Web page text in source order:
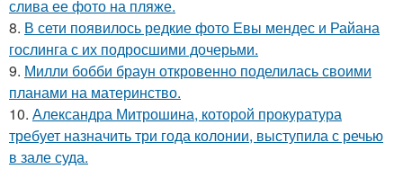
слива ее фото на пляже.
8. В сети появилось редкие фото Евы мендес и Райана
гослинга с их подросшими дочерьми.
9. Милли бобби браун откровенно поделилась своими
планами на материнство.
10. Александра Митрошина, которой прокуратура
требует назначить три года колонии, выступила с речью
в зале суда.